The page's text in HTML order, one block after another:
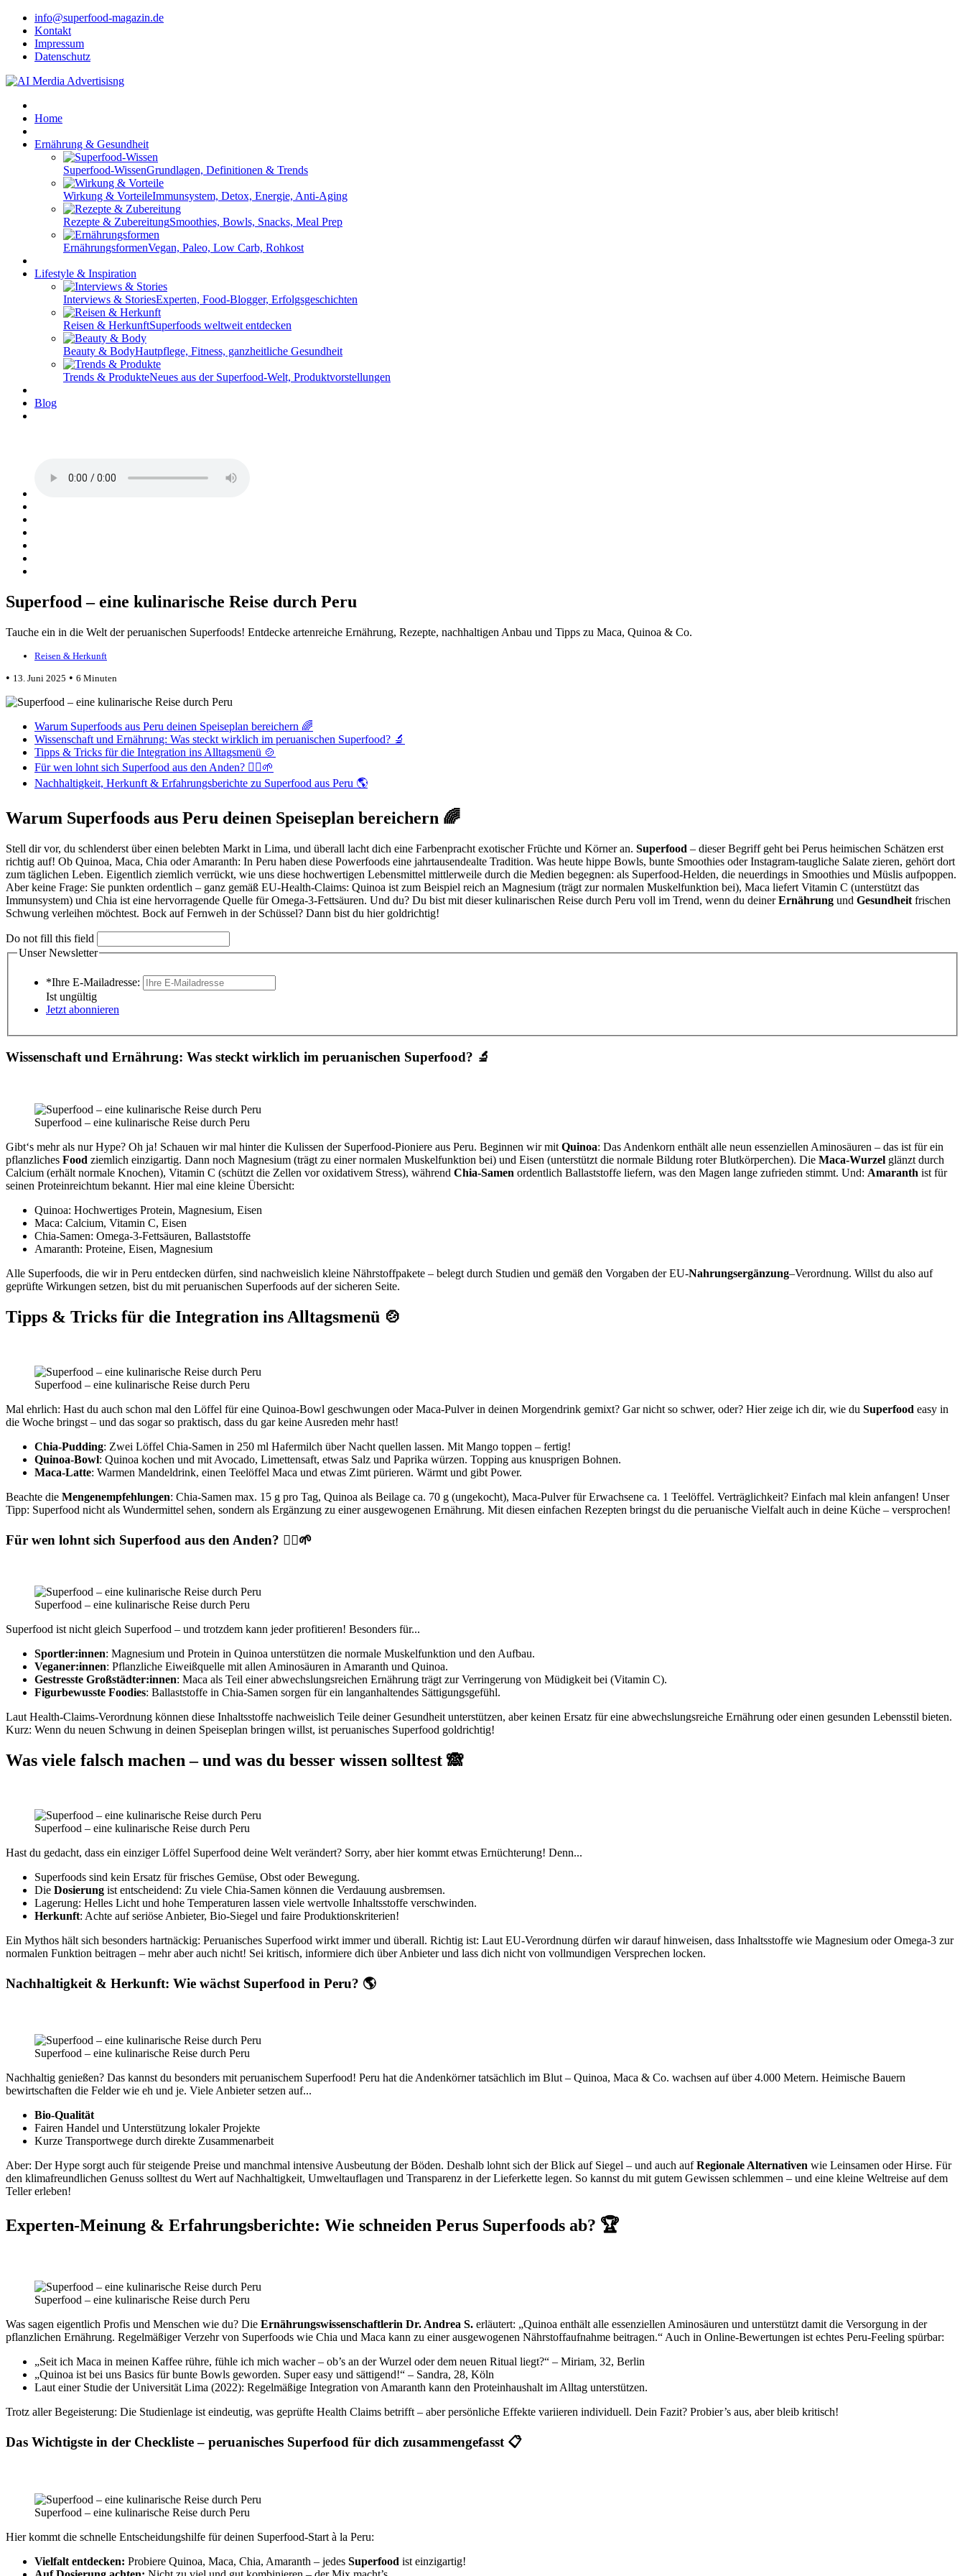
info@superfood-magazin.de
Kontakt
Impressum
Datenschutz
Home
Ernährung & Gesundheit
Superfood-WissenGrundlagen, Definitionen & Trends
Wirkung & VorteileImmunsystem, Detox, Energie, Anti-Aging
Rezepte & ZubereitungSmoothies, Bowls, Snacks, Meal Prep
ErnährungsformenVegan, Paleo, Low Carb, Rohkost
Lifestyle & Inspiration
Interviews & StoriesExperten, Food-Blogger, Erfolgsgeschichten
Reisen & HerkunftSuperfoods weltweit entdecken
Beauty & BodyHautpflege, Fitness, ganzheitliche Gesundheit
Trends & ProdukteNeues aus der Superfood-Welt, Produktvorstellungen
Blog
Superfood – eine kulinarische Reise durch Peru
Tauche ein in die Welt der peruanischen Superfoods! Entdecke artenreiche Ernährung, Rezepte, nachhaltigen Anbau und Tipps zu Maca, Quinoa & Co.
Reisen & Herkunft
• 13. Juni 2025 • 6 Minuten
Warum Superfoods aus Peru deinen Speiseplan bereichern 🌈
Wissenschaft und Ernährung: Was steckt wirklich im peruanischen Superfood? 🔬
Tipps & Tricks für die Integration ins Alltagsmenü 🍲
Für wen lohnt sich Superfood aus den Anden? 🏃‍♀️🌱
Nachhaltigkeit, Herkunft & Erfahrungsberichte zu Superfood aus Peru 🌎
Warum Superfoods aus Peru deinen Speiseplan bereichern 🌈
Stell dir vor, du schlenderst über einen belebten Markt in Lima, und überall lacht dich eine Farbenpracht exotischer Früchte und Körner an. Superfood – dieser Begriff geht bei Perus heimischen Schätzen erst
richtig auf! Ob Quinoa, Maca, Chia oder Amaranth: In Peru haben diese Powerfoods eine jahrtausendealte Tradition. Was heute hippe Bowls, bunte Smoothies oder Instagram-taugliche Salate zieren, gehört dort
zum täglichen Leben. Eigentlich ziemlich verrückt, wie uns diese hochwertigen Lebensmittel mittlerweile durch die Medien begegnen: als Superfood-Helden, die neuerdings in Smoothies und Müslis aufpoppen.
Aber keine Frage: Sie punkten ordentlich – ganz gemäß EU-Health-Claims: Quinoa ist zum Beispiel reich an Magnesium (trägt zur normalen Muskelfunktion bei), Maca liefert Vitamin C (unterstützt das
Immunsystem) und Chia ist eine hervorragende Quelle für Omega-3-Fettsäuren. Und du? Du bist mit dieser kulinarischen Reise durch Peru voll im Trend, wenn du deinerErnährung und Gesundheit frischen
Schwung verleihen möchtest. Bock auf Fernweh in der Schüssel? Dann bist du hier goldrichtig!
Do not fill this field
Unser Newsletter
*Ihre E-Mailadresse:
Ist ungültig
Jetzt abonnieren
Wissenschaft und Ernährung: Was steckt wirklich im peruanischen Superfood? 🔬
Superfood – eine kulinarische Reise durch Peru
Gibt‘s mehr als nur Hype? Oh ja! Schauen wir mal hinter die Kulissen der Superfood-Pioniere aus Peru. Beginnen wir mit Quinoa: Das Andenkorn enthält alle neun essenziellen Aminosäuren – das ist für ein
pflanzliches Food ziemlich einzigartig. Dann noch Magnesium (trägt zu einer normalen Muskelfunktion bei) und Eisen (unterstützt die normale Bildung roter Blutkörperchen). Die Maca-Wurzel glänzt durch
Calcium (erhält normale Knochen), Vitamin C (schützt die Zellen vor oxidativem Stress), während Chia-Samen ordentlich Ballaststoffe liefern, was den Magen lange zufrieden stimmt. Und: Amaranth ist für
seinen Proteinreichtum bekannt. Hier mal eine kleine Übersicht:
Quinoa: Hochwertiges Protein, Magnesium, Eisen
Maca: Calcium, Vitamin C, Eisen
Chia-Samen: Omega-3-Fettsäuren, Ballaststoffe
Amaranth: Proteine, Eisen, Magnesium
Alle Superfoods, die wir in Peru entdecken dürfen, sind nachweislich kleine Nährstoffpakete – belegt durch Studien und gemäß den Vorgaben der EU-Nahrungsergänzung–Verordnung. Willst du also auf
geprüfte Wirkungen setzen, bist du mit peruanischen Superfoods auf der sicheren Seite.
Tipps & Tricks für die Integration ins Alltagsmenü 🍲
Superfood – eine kulinarische Reise durch Peru
Mal ehrlich: Hast du auch schon mal den Löffel für eine Quinoa-Bowl geschwungen oder Maca-Pulver in deinen Morgendrink gemixt? Gar nicht so schwer, oder? Hier zeige ich dir, wie du Superfood easy in
die Woche bringst – und das sogar so praktisch, dass du gar keine Ausreden mehr hast!
Chia-Pudding: Zwei Löffel Chia-Samen in 250 ml Hafermilch über Nacht quellen lassen. Mit Mango toppen – fertig!
Quinoa-Bowl: Quinoa kochen und mit Avocado, Limettensaft, etwas Salz und Paprika würzen. Topping aus knusprigen Bohnen.
Maca-Latte: Warmen Mandeldrink, einen Teelöffel Maca und etwas Zimt pürieren. Wärmt und gibt Power.
Beachte die Mengenempfehlungen: Chia-Samen max. 15 g pro Tag, Quinoa als Beilage ca. 70 g (ungekocht), Maca-Pulver für Erwachsene ca. 1 Teelöffel. Verträglichkeit? Einfach mal klein anfangen! Unser
Tipp: Superfood nicht als Wundermittel sehen, sondern als Ergänzung zu einer ausgewogenen Ernährung. Mit diesen einfachen Rezepten bringst du die peruanische Vielfalt auch in deine Küche – versprochen!
Für wen lohnt sich Superfood aus den Anden? 🏃‍♀️🌱
Superfood – eine kulinarische Reise durch Peru
Superfood ist nicht gleich Superfood – und trotzdem kann jeder profitieren! Besonders für...
Sportler:innen: Magnesium und Protein in Quinoa unterstützen die normale Muskelfunktion und den Aufbau.
Veganer:innen: Pflanzliche Eiweißquelle mit allen Aminosäuren in Amaranth und Quinoa.
Gestresste Großstädter:innen: Maca als Teil einer abwechslungsreichen Ernährung trägt zur Verringerung von Müdigkeit bei (Vitamin C).
Figurbewusste Foodies: Ballaststoffe in Chia-Samen sorgen für ein langanhaltendes Sättigungsgefühl.
Laut Health-Claims-Verordnung können diese Inhaltsstoffe nachweislich Teile deiner Gesundheit unterstützen, aber keinen Ersatz für eine abwechslungsreiche Ernährung oder einen gesunden Lebensstil bieten.
Kurz: Wenn du neuen Schwung in deinen Speiseplan bringen willst, ist peruanisches Superfood goldrichtig!
Was viele falsch machen – und was du besser wissen solltest 🙈
Superfood – eine kulinarische Reise durch Peru
Hast du gedacht, dass ein einziger Löffel Superfood deine Welt verändert? Sorry, aber hier kommt etwas Ernüchterung! Denn...
Superfoods sind kein Ersatz für frisches Gemüse, Obst oder Bewegung.
Die Dosierung ist entscheidend: Zu viele Chia-Samen können die Verdauung ausbremsen.
Lagerung: Helles Licht und hohe Temperaturen lassen viele wertvolle Inhaltsstoffe verschwinden.
Herkunft: Achte auf seriöse Anbieter, Bio-Siegel und faire Produktionskriterien!
Ein Mythos hält sich besonders hartnäckig: Peruanisches Superfood wirkt immer und überall. Richtig ist: Laut EU-Verordnung dürfen wir darauf hinweisen, dass Inhaltsstoffe wie Magnesium oder Omega-3 zur
normalen Funktion beitragen – mehr aber auch nicht! Sei kritisch, informiere dich über Anbieter und lass dich nicht von vollmundigen Versprechen locken.
Nachhaltigkeit & Herkunft: Wie wächst Superfood in Peru? 🌎
Superfood – eine kulinarische Reise durch Peru
Nachhaltig genießen? Das kannst du besonders mit peruanischem Superfood! Peru hat die Andenkörner tatsächlich im Blut – Quinoa, Maca & Co. wachsen auf über 4.000 Metern. Heimische Bauern
bewirtschaften die Felder wie eh und je. Viele Anbieter setzen auf...
Bio-Qualität
Fairen Handel und Unterstützung lokaler Projekte
Kurze Transportwege durch direkte Zusammenarbeit
Aber: Der Hype sorgt auch für steigende Preise und manchmal intensive Ausbeutung der Böden. Deshalb lohnt sich der Blick auf Siegel – und auch aufRegionale Alternativen wie Leinsamen oder Hirse. Für
den klimafreundlichen Genuss solltest du Wert auf Nachhaltigkeit, Umweltauflagen und Transparenz in der Lieferkette legen. So kannst du mit gutem Gewissen schlemmen – und eine kleine Weltreise auf dem
Teller erleben!
Experten-Meinung & Erfahrungsberichte: Wie schneiden Perus Superfoods ab? 🏆
Superfood – eine kulinarische Reise durch Peru
Was sagen eigentlich Profis und Menschen wie du? Die Ernährungswissenschaftlerin Dr. Andrea S. erläutert: „Quinoa enthält alle essenziellen Aminosäuren und unterstützt damit die Versorgung in der
pflanzlichen Ernährung. Regelmäßiger Verzehr von Superfoods wie Chia und Maca kann zu einer ausgewogenen Nährstoffaufnahme beitragen.“ Auch in Online-Bewertungen ist echtes Peru-Feeling spürbar:
„Seit ich Maca in meinen Kaffee rühre, fühle ich mich wacher – ob’s an der Wurzel oder dem neuen Ritual liegt?“ – Miriam, 32, Berlin
„Quinoa ist bei uns Basics für bunte Bowls geworden. Super easy und sättigend!“ – Sandra, 28, Köln
Laut einer Studie der Universität Lima (2022): Regelmäßige Integration von Amaranth kann den Proteinhaushalt im Alltag unterstützen.
Trotz aller Begeisterung: Die Studienlage ist eindeutig, was geprüfte Health Claims betrifft – aber persönliche Effekte variieren individuell. Dein Fazit? Probier’s aus, aber bleib kritisch!
Das Wichtigste in der Checkliste – peruanisches Superfood für dich zusammengefasst 📋
Superfood – eine kulinarische Reise durch Peru
Hier kommt die schnelle Entscheidungshilfe für deinen Superfood-Start à la Peru:
Vielfalt entdecken: Probiere Quinoa, Maca, Chia, Amaranth – jedes Superfood ist einzigartig!